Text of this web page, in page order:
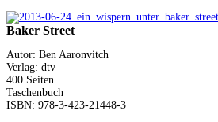
Baker Street
Autor: Ben Aaronvitch
Verlag: dtv
400 Seiten
Taschenbuch
ISBN: 978-3-423-21448-3